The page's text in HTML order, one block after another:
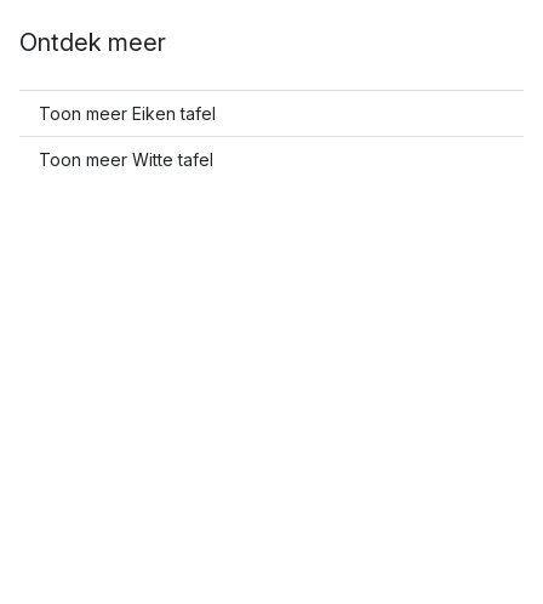
Ontdek meer
Toon meer Eiken tafel
Toon meer Witte tafel